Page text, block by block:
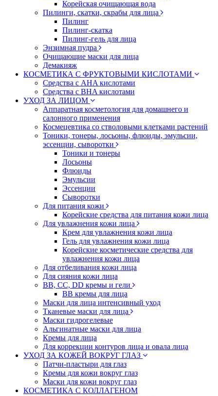
Корейская очищающая вода
Пилинги, скатки, скрабы для лица
Пилинг
Пилинг-скатка
Пилинг-гель для лица
Энзимная пудра
Очищающие маски для лица
Демакияж
КОСМЕТИКА С ФРУКТОВЫМИ КИСЛОТАМИ
Средства с AHA кислотами
Средства с BHA кислотами
УХОД ЗА ЛИЦОМ
Аппаратная косметология для домашнего и
салонного применения
Космецевтика со стволовыми клетками растений
Тоники, тонеры, лосьоны, флюиды, эмульсии,
эссенции, сыворотки
Тоники и тонеры
Лосьоны
Флюиды
Эмульсии
Эссенции
Сыворотки
Для питания кожи
Корейские средства для питания кожи лица
Для увлажнения кожи лица
Крем для увлажнения кожи лица
Гель для увлажнения кожи лица
Корейские косметические средства для
увлажнения кожи лица
Для отбеливания кожи лица
Для сияния кожи лица
BB, CC, DD кремы и гели
BB кремы для лица
Маски для лица интенсивный уход
Тканевые маски для лица
Маски гидрогелевые
Альгинатные маски для лица
Кремы для лица
Для коррекции контуров лица и овала лица
УХОД ЗА КОЖЕЙ ВОКРУГ ГЛАЗ
Патчи-пластыри для глаз
Кремы для кожи вокруг глаз
Маски для кожи вокруг глаз
КОСМЕТИКА С КОЛЛАГЕНОМ